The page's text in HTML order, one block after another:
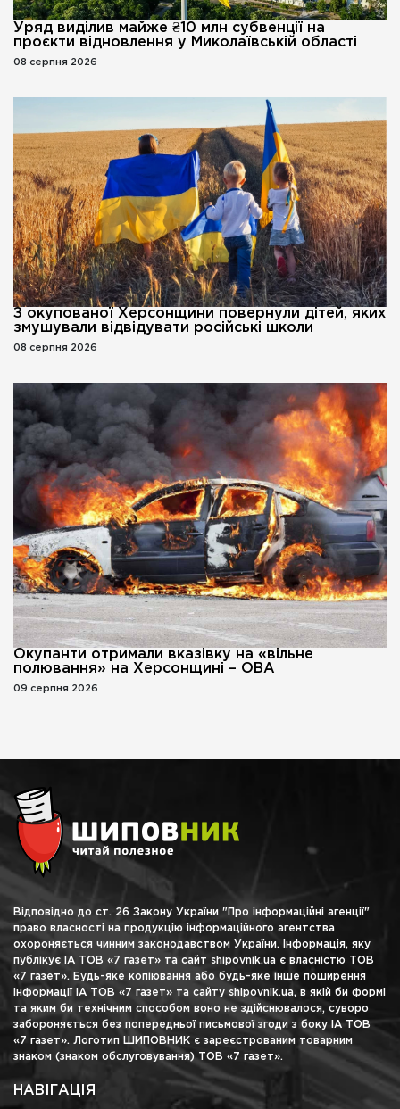
Уряд виділив майже ₴10 млн субвенції на
проєкти відновлення у Миколаївській області
08 серпня 2026
З окупованої Херсонщини повернули дітей, яких
змушували відвідувати російські школи
08 серпня 2026
Окупанти отримали вказівку на «вільне
полювання» на Херсонщині – ОВА
09 серпня 2026
Відповідно до ст. 26 Закону України "Про інформаційні агенції"
право власності на продукцію інформаційного агентства
охороняється чинним законодавством України. Інформація, яку
публікує ІА ТОВ «7 газет» та сайт shipovnik.ua є власністю ТОВ
«7 газет». Будь-яке копіювання або будь-яке інше поширення
інформації ІА ТОВ «7 газет» та сайту shipovnik.ua, в якій би формі
та яким би технічним способом воно не здійснювалося, суворо
забороняється без попередньої письмової згоди з боку ІА ТОВ
«7 газет». Логотип ШИПОВНИК є зареєстрованим товарним
знаком (знаком обслуговування) ТОВ «7 газет».
НАВІГАЦІЯ